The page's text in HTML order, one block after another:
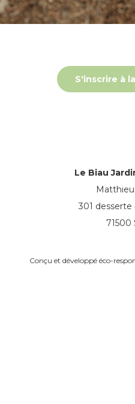
Le Biau
301 desserte
71500
S'inscrire à
Conçu et développé éco-